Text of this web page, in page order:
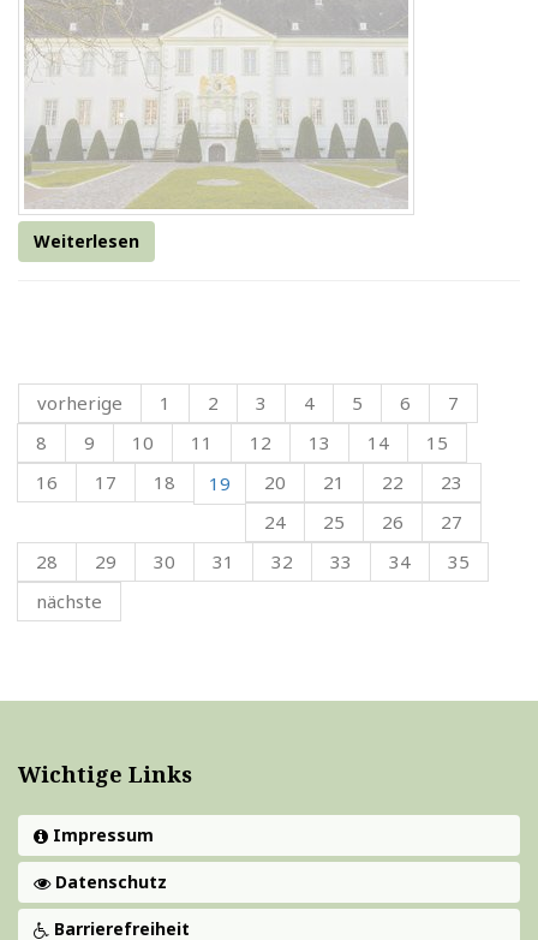
Weiterlesen
vorherige 1 2 3 4 5 6
7
8
9 10 11 12 13 14
15
16
17 18 19 20 21 22
23
24
25 26
27
28
29 30 31 32 33 34
35
nächste
Wichtige Links
Impressum
Datenschutz
Barrierefreiheit